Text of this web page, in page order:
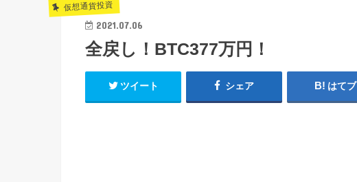
仮想通貨投資
2021.07.06
全戻し！BTC377万円！
ツイート シェア はてブ